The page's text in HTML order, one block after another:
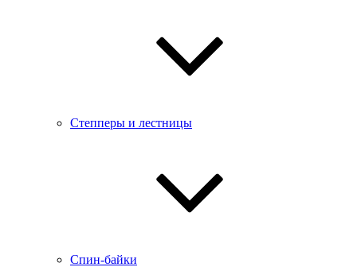
Степперы и лестницы
Спин-байки